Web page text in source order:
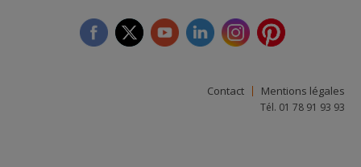
Contact Mentions légales
Tél. 01 78 91 93 93